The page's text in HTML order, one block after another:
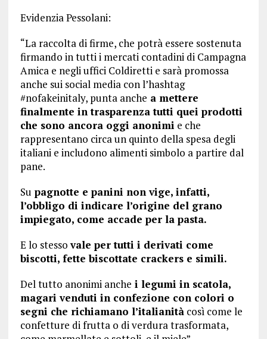
Evidenzia Pessolani:
“La raccolta di firme, che potrà essere sostenuta
firmando in tutti i mercati contadini di Campagna
Amica e negli uffici Coldiretti e sarà promossa
anche sui social media con l’hashtag
#nofakeinitaly, punta anche a mettere
finalmente in trasparenza tutti quei prodotti
che sono ancora oggi anonimi e che
rappresentano circa un quinto della spesa degli
italiani e includono alimenti simbolo a partire dal
pane.
Su pagnotte e panini non vige, infatti,
l’obbligo di indicare l’origine del grano
impiegato, come accade per la pasta.
E lo stessovale per tutti i derivati come
biscotti, fette biscottate crackers e simili.
Del tutto anonimi anche i legumi in scatola,
magari venduti in confezione con colori o
segni che richiamano l’italianitàcosì come le
confetture di frutta o di verdura trasformata,